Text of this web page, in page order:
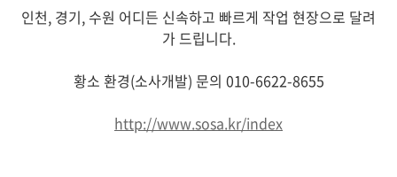
인천, 경기, 수원 어디든 신속하고 빠르게 작업 현장으로 달려
가 드립니다.
황소 환경(소사개발) 문의 010-6622-8655
http://www.sosa.kr/index